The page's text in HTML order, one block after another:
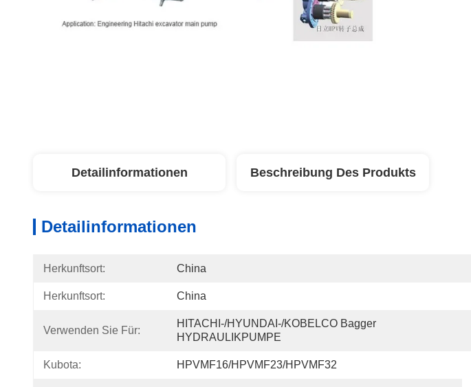
Detailinformationen Beschreibung Des Produkts
Detailinformationen
Herkunftsort: China
Herkunftsort: China
Verwenden Sie Für:
HITACHI-/HYUNDAI-/KOBELCO Bagger
HYDRAULIKPUMPE
Kubota: HPVMF16/HPVMF23/HPVMF32